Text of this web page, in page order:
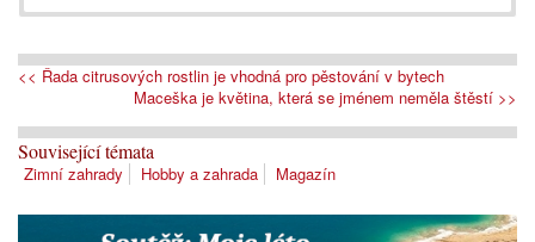
<< Řada citrusových rostlin je vhodná pro pěstování v bytech
Maceška je květina, která se jménem neměla štěstí >>
Související témata
Zimní zahrady Hobby a zahrada Magazín